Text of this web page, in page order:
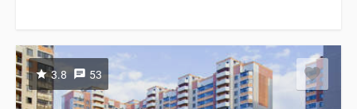
3.8 53